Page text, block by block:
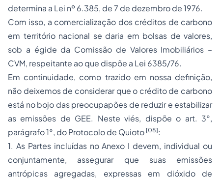
determina a Lei nº 6.385, de 7 de dezembro de 1976.
Com isso, a comercialização dos créditos de carbono
em território nacional se daria em bolsas de valores,
sob a égide da Comissão de Valores Imobiliários –
CVM, respeitante ao que dispõe a Lei 6385/76.
Em continuidade, como trazido em nossa definição,
não deixemos de considerar que o crédito de carbono
está no bojo das preocupapões de reduzir e estabilizar
as emissões de GEE. Neste viés, dispõe o art. 3°,
parágrafo 1°, do Protocolo de Quioto [08]:
1. As Partes incluídas no Anexo I devem, individual ou
conjuntamente, assegurar que suas emissões
antrópicas agregadas, expressas em dióxido de